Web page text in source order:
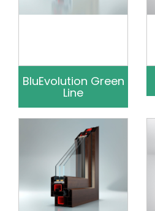
BluEvolution Green
Line